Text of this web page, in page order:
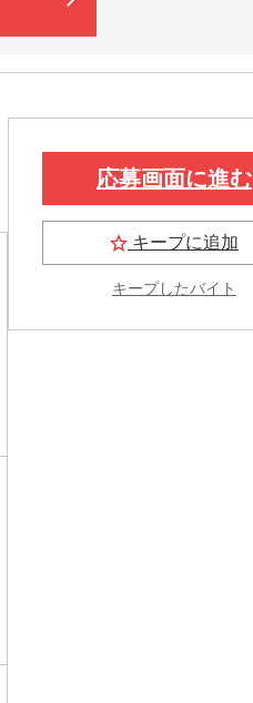
応募画面に進む
キープに追加
キープしたバイト